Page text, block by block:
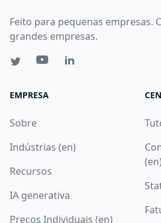
Feito para pequenas empresas.
grandes empresas.
EMPRESA
Sobre
Indústrias (en)
Recursos
IA generativa
Preços Individuais (en)
(en)